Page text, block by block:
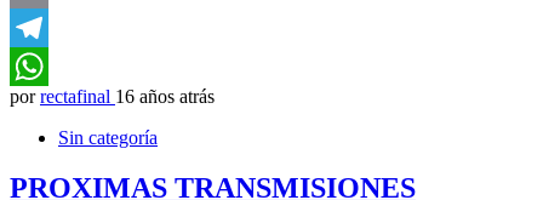
Email
Telegram
WhatsApp
por rectafinal 16 años atrás
Sin categoría
PROXIMAS TRANSMISIONES